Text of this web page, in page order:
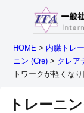
HOME > 内臓トレ
ニン (Cre) > クレア
トワークが軽くな
トレーニ